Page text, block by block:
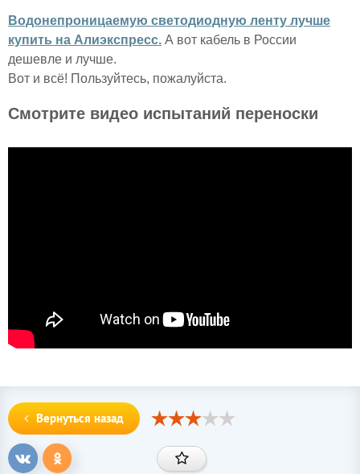
Водонепроницаемую светодиодную ленту лучше
купить на Алиэкспресс. А вот кабель в России
дешевле и лучше.
Вот и всё! Пользуйтесь, пожалуйста.
Смотрите видео испытаний переноски
Вернуться назад